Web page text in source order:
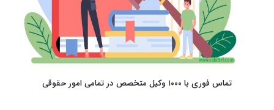
تماس فوری با ۱۰۰۰ وکیل متخصص در تمامی امور حقوقی